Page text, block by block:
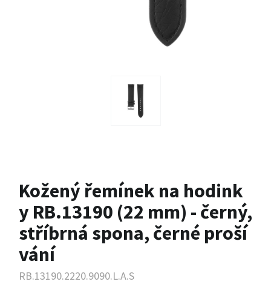
Kožený řemínek na hodink
y RB.13190 (22 mm) - černý,
stříbrná spona, černé proší
vání
RB.13190.2220.9090.L.A.S